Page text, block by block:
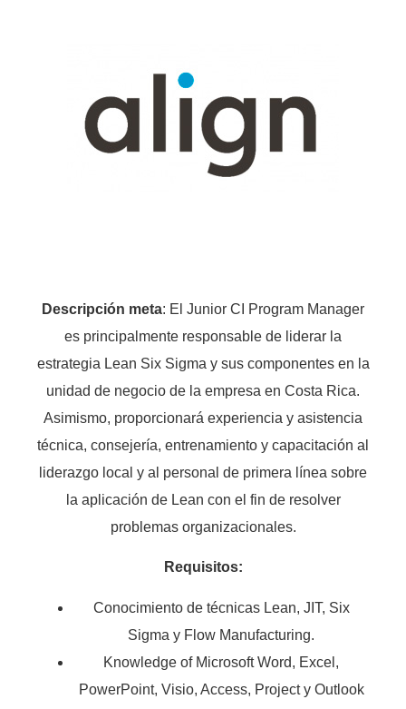
Descripción meta: El Junior CI Program Manager
es principalmente responsable de liderar la
estrategia Lean Six Sigma y sus componentes en la
unidad de negocio de la empresa en Costa Rica.
Asimismo, proporcionará experiencia y asistencia
técnica, consejería, entrenamiento y capacitación al
liderazgo local y al personal de primera línea sobre
la aplicación de Lean con el fin de resolver
problemas organizacionales.
Requisitos:
Conocimiento de técnicas Lean, JIT, Six
Sigma y Flow Manufacturing.
Knowledge of Microsoft Word, Excel,
PowerPoint, Visio, Access, Project y Outlook